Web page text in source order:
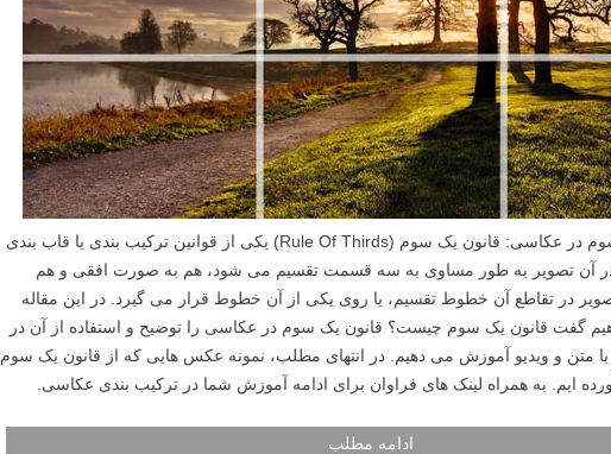
توضیح قانون یک سوم در عکاسی: قانون یک سوم (Rule Of Thirds) یکی از قوانین ترکیب بندی یا قاب بندی
آن تصویر به طور مساوی به سه قسمت تقسیم می شود، هم به صورت افقی و هم
در تقاطع آن خطوط تقسیم، یا روی یکی از آن خطوط قرار می گیرد. در این مقاله
گفت قانون یک سوم چیست؟ قانون یک سوم در عکاسی را توضیح و استفاده از آن در
متن و ویدیو آموزش می دهیم. در انتهای مطلب، نمونه عکس هایی که از قانون یک سوم
ایم. به همراه لینک های فراوان برای ادامه آموزش شما در ترکیب بندی عکاسی.
ادامه مطلب